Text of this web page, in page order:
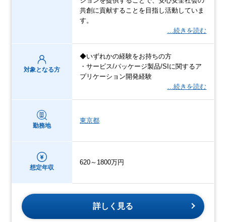
共創に貢献することを目指し活動していま
す。
…続きを読む
対象となる方
◆いずれかの経験をお持ちの方
・サービス/パッケージ製品/SIに関するア
プリケーション開発経験
…続きを読む
勤務地
東京都
想定年収
620～1800万円
詳しく見る